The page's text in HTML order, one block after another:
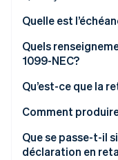
Découvrez
Regarder
Quelle est
Quels
1099-NEC?
Qu’est-ce qui ne
Qu’est-ce que la
Comment
Que se passe-t-il
déclaration en